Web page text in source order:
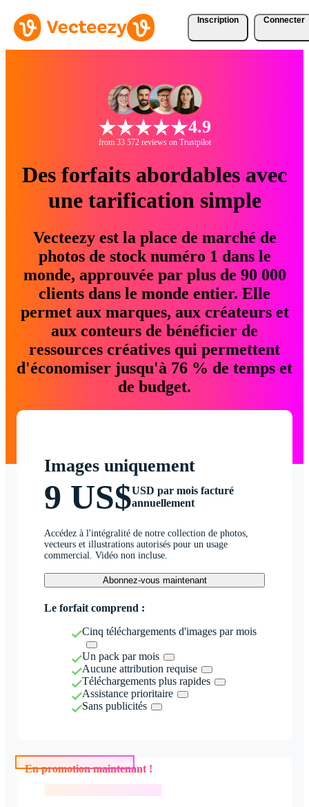
Inscription Connecter
4.9
from 33 572 reviews on Trustpilot
Des forfaits abordables avec
une tarification simple
Vecteezy est la place de marché de
photos de stock numéro 1 dans le
monde, approuvée par plus de 90 000
clients dans le monde entier. Elle
permet aux marques, aux créateurs et
aux conteurs de bénéficier de
ressources créatives qui permettent
d'économiser jusqu'à 76 % de temps et
de budget.
Images uniquement
9 US$USD par mois facturé
annuellement
Accédez à l'intégralité de notre collection de photos,
vecteurs et illustrations autorisés pour un usage
commercial. Vidéo non incluse.
Abonnez-vous maintenant
Le forfait comprend :
Cinq téléchargements d'images par mois
Un pack par mois
Aucune attribution requise
Téléchargements plus rapides
Assistance prioritaire
Sans publicités
En promotion maintenant !